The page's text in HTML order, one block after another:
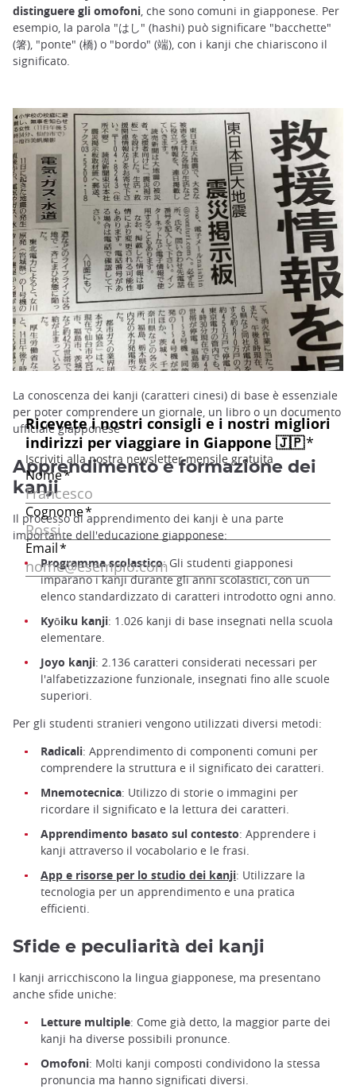
distinguere gli omofoni, che sono comuni in giapponese. Per
esempio, la parola "はし" (hashi) può significare "bacchette"
(箸), "ponte" (橋) o "bordo" (端), con i kanji che chiariscono il
significato.
La conoscenza dei kanji (caratteri cinesi) di base è essenziale
per poter comprendere un giornale, un libro o un documento
ufficiale giapponese
Apprendimento e formazione dei
kanji
Il processo di apprendimento dei kanji è una parte
importante dell'educazione giapponese:
Programma scolastico: Gli studenti giapponesi
imparano i kanji durante gli anni scolastici, con un
elenco standardizzato di caratteri introdotto ogni anno.
Kyōiku kanji: 1.026 kanji di base insegnati nella scuola
elementare.
Joyo kanji: 2.136 caratteri considerati necessari per
l'alfabetizzazione funzionale, insegnati fino alle scuole
superiori.
Per gli studenti stranieri vengono utilizzati diversi metodi:
Radicali: Apprendimento di componenti comuni per
comprendere la struttura e il significato dei caratteri.
Mnemotecnica: Utilizzo di storie o immagini per
ricordare il significato e la lettura dei caratteri.
Apprendimento basato sul contesto: Apprendere i
kanji attraverso il vocabolario e le frasi.
App e risorse per lo studio dei kanji: Utilizzare la
tecnologia per un apprendimento e una pratica
efficienti.
Sfide e peculiarità dei kanji
I kanji arricchiscono la lingua giapponese, ma presentano
anche sfide uniche:
Letture multiple: Come già detto, la maggior parte dei
kanji ha diverse possibili pronunce.
Omofoni: Molti kanji composti condividono la stessa
pronuncia ma hanno significati diversi.